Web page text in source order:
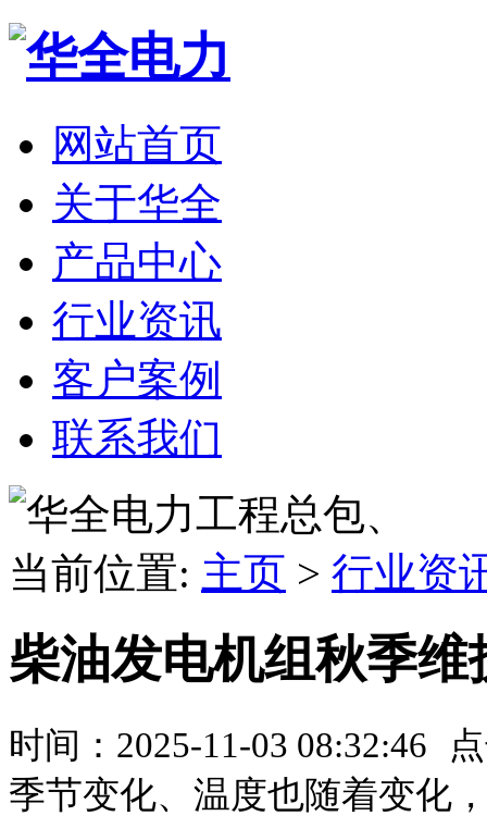
网站首页
关于华全
产品中心
行业资讯
客户案例
联系我们
、
当前位置: 主页 > 行业资
柴油发电机组秋季维
时间：2025-11-03 08:32:46
季节变化、温度也随着变化